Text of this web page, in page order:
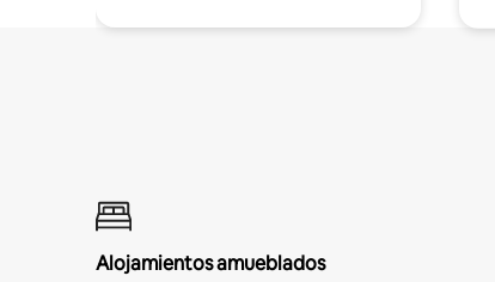
Alojamientos amueblados